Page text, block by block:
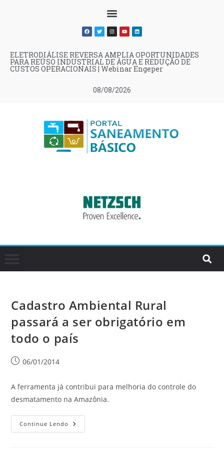
08/08/2026
ELETRODIÁLISE REVERSA AMPLIA OPORTUNIDADES
PARA REÚSO INDUSTRIAL DE ÁGUA E REDUÇÃO DE
CUSTOS OPERACIONAIS | Webinar Engeper
Cadastro Ambiental Rural
passará a ser obrigatório em
todo o país
06/01/2014
A ferramenta já contribui para melhoria do controle do
desmatamento na Amazônia.
Continue Lendo